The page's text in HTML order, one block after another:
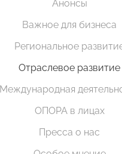
Анонсы
Важное для бизнеса
Региональное
Отраслевое развитие
Международная
ОПОРА в лицах
Пресса о нас